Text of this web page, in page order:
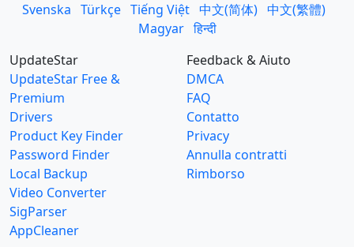
Svenska Türkçe Tiếng Việt 中文(简体) 中文(繁體)
Magyar हिन्दी
UpdateStar
UpdateStar Free &
Premium
Drivers
Product Key Finder
Password Finder
Local Backup
Video Converter
SigParser
AppCleaner
Feedback & Aiuto
DMCA
FAQ
Contatto
Privacy
Annulla contratti
Rimborso